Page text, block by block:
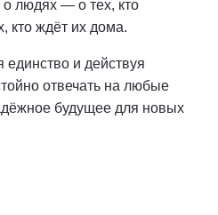
о людях — о тех, кто
кто ждёт их дома.
единство и действуя
отвечать на любые
будущее для новых